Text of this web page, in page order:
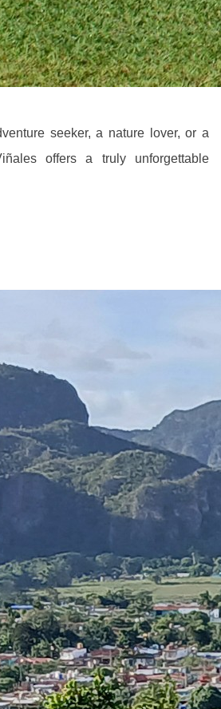
seeker, a nature lover, or a
offers a truly unforgettable